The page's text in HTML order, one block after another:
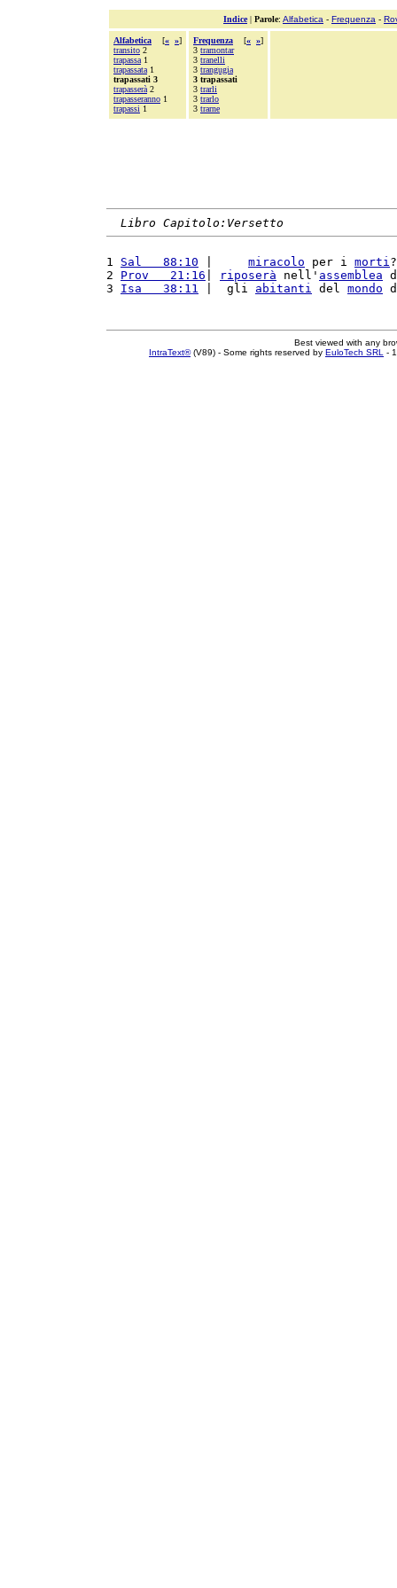
Indice| Parole: Alfabetica - Frequenza -
Alfabetica [« »]
transito 2
trapassa 1
trapassata 1
trapassati 3
trapasserà 2
trapasseranno 1
trapassi 1
Frequenza [« »]
3 tramontar
3 tranelli
3 trangugia
3 trapassati
3 trarli
3 trarlo
3 trarne
Libro Capitolo:Versetto
1 Sal   88:10 miracolo per i morti
2 Prov   21:16 riposerà nell' assemblea
3 Isa   38:11 |  gli abitanti del mondo
Best viewed with any
IntraText®(V89) - Some rights reserved by EuloTech SRL -